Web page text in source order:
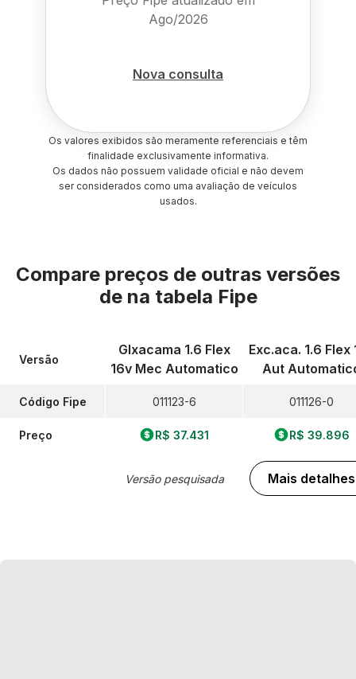
Ago/2026
Nova consulta
Os valores exibidos são meramente referenciais e têm
finalidade exclusivamente informativa.
Os dados não possuem validade oficial e não devem
ser considerados como uma avaliação de veículos
usados.
Compare preços de outras versões
de na tabela Fipe
Versão
Código Fipe
Preço
Glxacama 1.6 Flex
16v Mec Automatico
011123-6
R$ 37.431
Versão pesquisada
Exc.aca. 1.6 Flex
Aut
011126-0
R$ 39.896
Mais detalhes